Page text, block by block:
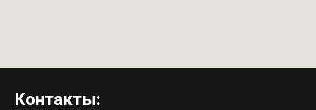
Контакты: